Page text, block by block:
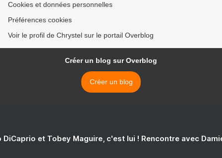
Cookies et données personnelles
Préférences cookies
Voir le profil de Chrystel sur le portail Overblog
Créer un blog sur Overblog
Créer un blog
DiCaprio et Tobey Maguire, c'est lui ! Rencontre avec